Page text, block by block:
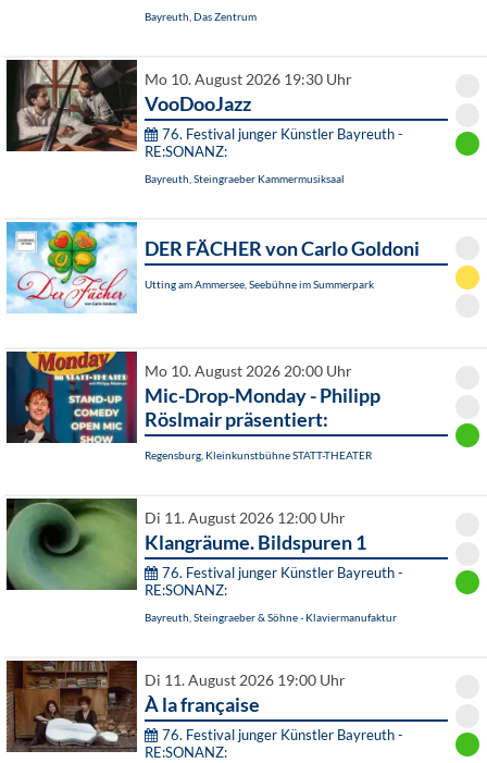
Bayreuth, Das Zentrum
Mo 10. August 2026 19:30 Uhr
VooDooJazz
76. Festival junger Künstler Bayreuth -
RE:SONANZ:
Bayreuth, Steingraeber Kammermusiksaal
DER FÄCHER von Carlo Goldoni
Utting am Ammersee, Seebühne im Summerpark
Mo 10. August 2026 20:00 Uhr
Mic-Drop-Monday - Philipp
Röslmair präsentiert:
Regensburg, Kleinkunstbühne STATT-THEATER
Di 11. August 2026 12:00 Uhr
Klangräume. Bildspuren 1
76. Festival junger Künstler Bayreuth -
RE:SONANZ:
Bayreuth, Steingraeber & Söhne - Klaviermanufaktur
Di 11. August 2026 19:00 Uhr
À la française
76. Festival junger Künstler Bayreuth -
RE:SONANZ: